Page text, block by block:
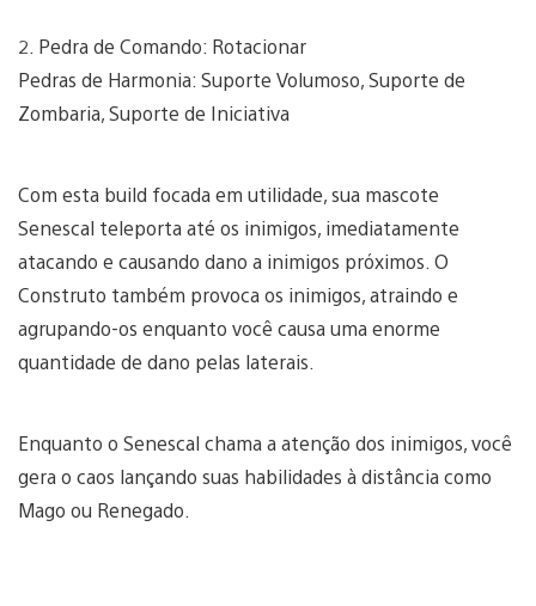
2. Pedra de Comando: Rotacionar
Pedras de Harmonia: Suporte Volumoso, Suporte de
Zombaria, Suporte de Iniciativa
Com esta build focada em utilidade, sua mascote
Senescal teleporta até os inimigos, imediatamente
atacando e causando dano a inimigos próximos. O
Construto também provoca os inimigos, atraindo e
agrupando-os enquanto você causa uma enorme
quantidade de dano pelas laterais.
Enquanto o Senescal chama a atenção dos inimigos, você
gera o caos lançando suas habilidades à distância como
Mago ou Renegado.